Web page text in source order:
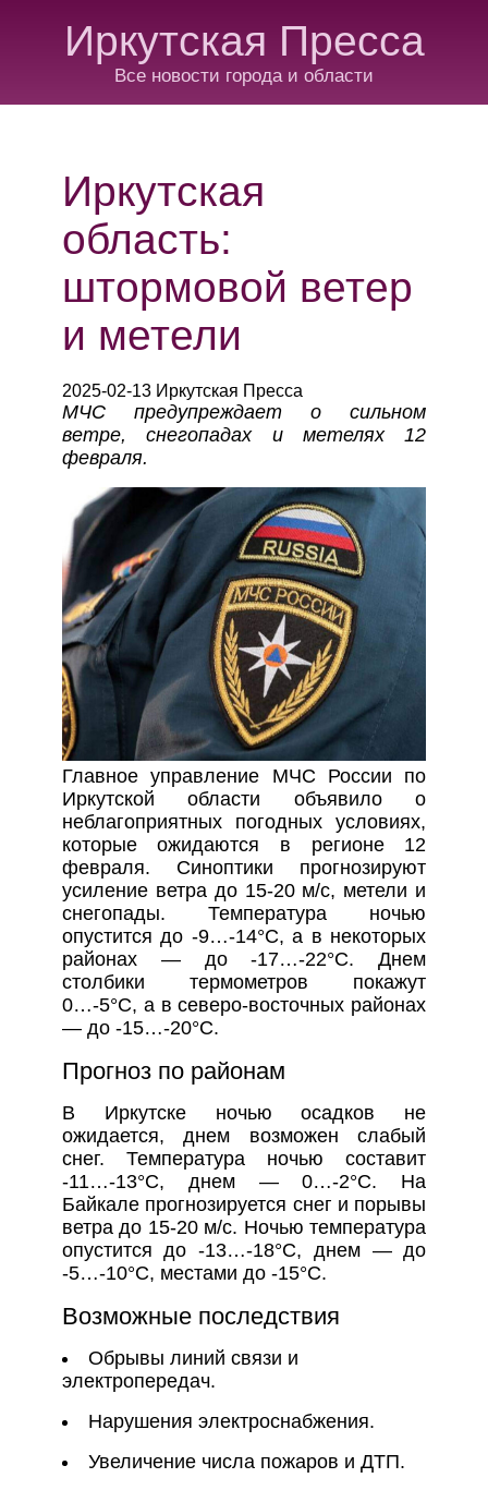
Иркутская Пресса
Все новости города и области
Иркутская
область:
штормовой ветер
и метели
2025-02-13 Иркутская Пресса
МЧС предупреждает о сильном
ветре, снегопадах и метелях 12
февраля.
Главное управление МЧС России по
Иркутской области объявило о
неблагоприятных погодных условиях,
которые ожидаются в регионе 12
февраля. Синоптики прогнозируют
усиление ветра до 15-20 м/с, метели и
снегопады. Температура ночью
опустится до -9…-14°С, а в некоторых
районах — до -17…-22°С. Днем
столбики термометров покажут
0…-5°С, а в северо-восточных районах
— до -15…-20°С.
Прогноз по районам
В Иркутске ночью осадков не
ожидается, днем возможен слабый
снег. Температура ночью составит
-11…-13°С, днем — 0…-2°С. На
Байкале прогнозируется снег и порывы
ветра до 15-20 м/с. Ночью температура
опустится до -13…-18°С, днем — до
-5…-10°С, местами до -15°С.
Возможные последствия
Обрывы линий связи и
электропередач.
Нарушения электроснабжения.
Увеличение числа пожаров и ДТП.